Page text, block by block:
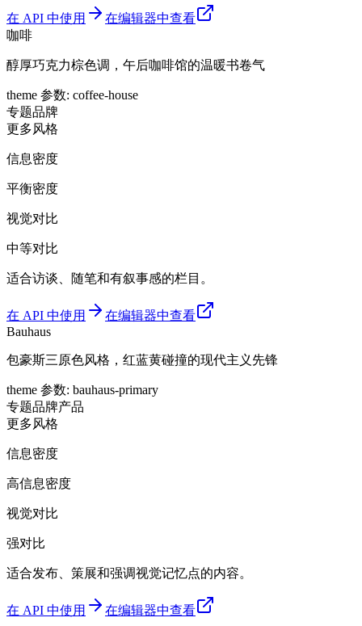
在 API 中使用
在编辑器中查看
咖啡
醇厚巧克力棕色调，午后咖啡馆的温暖书卷气
theme 参数: coffee-house
专题品牌
更多风格
信息密度
平衡密度
视觉对比
中等对比
适合访谈、随笔和有叙事感的栏目。
在 API 中使用
在编辑器中查看
Bauhaus
包豪斯三原色风格，红蓝黄碰撞的现代主义先锋
theme 参数: bauhaus-primary
专题品牌产品
更多风格
信息密度
高信息密度
视觉对比
强对比
适合发布、策展和强调视觉记忆点的内容。
在 API 中使用 在编辑器中查看